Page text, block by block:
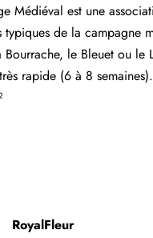
Médiéval est une
typiques de la campagne
Bourrache, le Bleuet ou le
rapide (6 à 8
RoyalFleur